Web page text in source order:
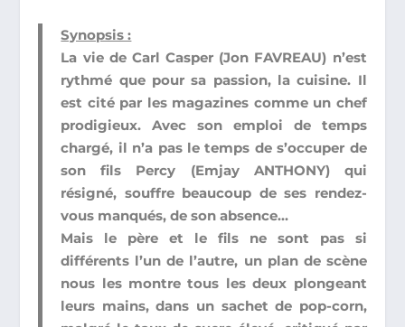
Synopsis :
La vie de Carl Casper (Jon FAVREAU) n’est
rythmé que pour sa passion, la cuisine. Il
est cité par les magazines comme un chef
prodigieux. Avec son emploi de temps
chargé, il n’a pas le temps de s’occuper de
son fils Percy (Emjay ANTHONY) qui
résigné, souffre beaucoup de ses rendez-
vous manqués, de son absence…
Mais le père et le fils ne sont pas si
différents l’un de l’autre, un plan de scène
nous les montre tous les deux plongeant
leurs mains, dans un sachet de pop-corn,